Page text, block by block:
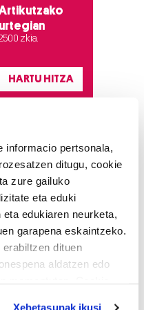
informacio pertsonala,
ditugu, cookie
zure gailuko
eta eduki
edukiaren neurketa,
garapena eskaintzeko.
dituen
aldatzen edo
Xehetasunak ikusi
urtegian
zkia.
HARTU HITZA
amaiera
emateko